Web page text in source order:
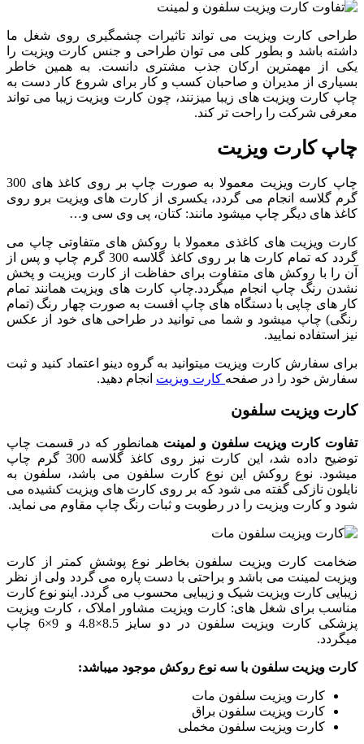
طراحی کارت ویزیت می تواند تاثیرات چشمگیری روی شغل ما
داشته باشد و بطور کلی می توان طراحی و جنس کارت ویزیت را
یکی از مهمترین ارکان جذب مشتری دانست. به همین خاطر
بسیاری از مدیران و صاحبان کسب و کار برای شروع کار دست به
چاپ کارت ویزیت های زیبا میزنند، چون کارت ویزیت زیبا می تواند
معرفی شرکت را راحت تر کند.
چاپ کارت ویزیت
چاپ کارت ویزیت معمولا به صورت چاپ بر روی کاغذ های 300
گرم گلاسه انجام می گردد، یکسری از کارت های ویزیت برو روی
کاغذ های دیگر چاپ میشود مانند: کتان، پی وی سی و…
کارت ویزیت های کاغذی معمولا با روکش های متفاوتی چاپ می
گردد که تمام کارت ها بر روی کاغذ گلاسه 300 گرم چاپ و پس از
آن را با روکش های متفاوت برای حفاظت از کارت ویزیت و پخش
نشدن رنگ چاپ انجام میگردد.چاپ کارت های ویزیت همانند تمام
کار های چاپی با دستگاه های چاپ افست به صورت چهار رنگ (تمام
رنگی) چاپ میشود و شما می توانید در طراحی های خود از عکس
نیز استفاده نمایید.
برای سفارش کارت ویزیت میتوانید به گروه دینو اعتماد کنید و ثبت
سفارش خود را در صفحه کارت ویزیت انجام دهید.
کارت ویزیت سلفون
تفاوت کارت ویزیت سلفون و لمینت همانطور که در قسمت چاپ
توضیح داده شد، این کارت نیز روی کاغذ گلاسه 300 گرم چاپ
میشود. نوع روکش این نوع کارت سلفون می باشد، سلفون به
نایلون نازکی گفته می شود که بر روی کارت های ویزیت کشیده می
شود و کارت ویزیت را در رطوبت و ثبات رنگ چاپ مقاوم می نماید.
ضخامت کارت ویزیت سلفون بخاطر نوع پوشش کمتر از کارت
ویزیت لمینت می باشد و براحتی با دست پاره می گردد ولی از نظر
زیبایی کارت ویزیت شیک و زیبایی محسوب می گردد. اینو نوع کارت
مناسب برای شغل های: کارت ویزیت مشاور املاک ، کارت ویزیت
پزشکی کارت ویزیت سلفون در دو سایز 8.5×4.8 و 9×6 چاپ
میگردد.
کارت ویزیت سلفون با سه نوع روکش موجود میباشد:
کارت ویزیت سلفون مات
کارت ویزیت سلفون براق
کارت ویزیت سلفون مخملی